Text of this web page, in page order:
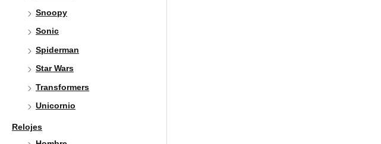
Snoopy
Sonic
Spiderman
Star Wars
Transformers
Unicornio
Relojes